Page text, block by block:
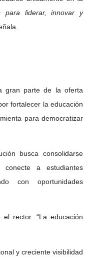
para liderar, innovar y
gran parte de la oferta
fortalecer la educación
para democratizar
busca consolidarse
a estudiantes
con oportunidades
el rector. “La educación
y creciente visibilidad